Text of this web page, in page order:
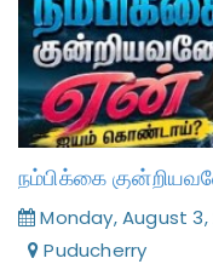
Monday, August
Puducherry